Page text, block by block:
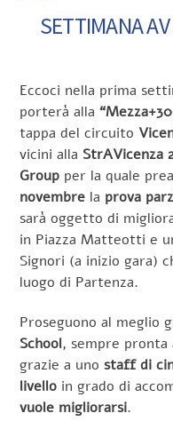
SETTIMANA
Eccoci nella prima
porterà alla
tappa del circuito
vicini alla StrAVicenza
Group per la quale
novembre la prova
sarà oggetto di
in Piazza Matteotti e
Signori (a inizio gara)
luogo di Partenza.
Proseguono al meglio
School, sempre pronta
grazie a uno staff di
livello in grado di
vuole migliorarsi.